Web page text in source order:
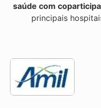
saúde com
principais